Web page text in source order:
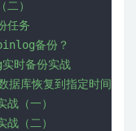
）
任务
备份？
时备份实战
库恢复到指定时间点？
（一）
（二）